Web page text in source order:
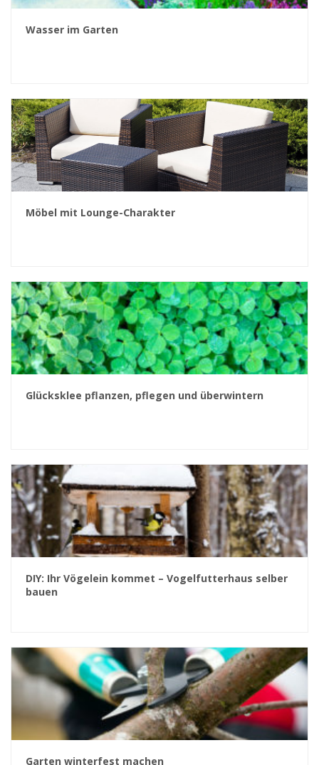
Wasser im Garten
Möbel mit Lounge-Charakter
Glücksklee pflanzen, pflegen und überwintern
DIY: Ihr Vögelein kommet – Vogelfutterhaus selber
bauen
Garten winterfest machen